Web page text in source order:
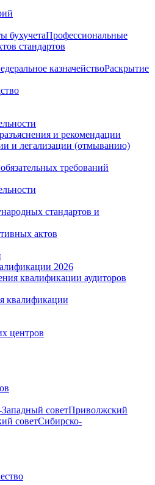
бухучетаПрофессиональные
стандартов
казначействоРаскрытие
и рекомендации
и легализации (отмыванию)
требований
стандартов и
актов
2026
квалификации аудиторов
квалификации
центров
советПриволжский
советСибирско-